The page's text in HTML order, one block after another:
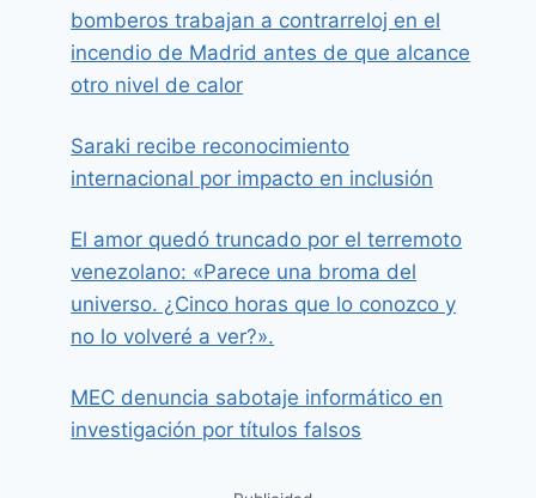
bomberos trabajan a contrarreloj en el
incendio de Madrid antes de que alcance
otro nivel de calor
Saraki recibe reconocimiento
internacional por impacto en inclusión
El amor quedó truncado por el terremoto
venezolano: «Parece una broma del
universo. ¿Cinco horas que lo conozco y
no lo volveré a ver?».
MEC denuncia sabotaje informático en
investigación por títulos falsos